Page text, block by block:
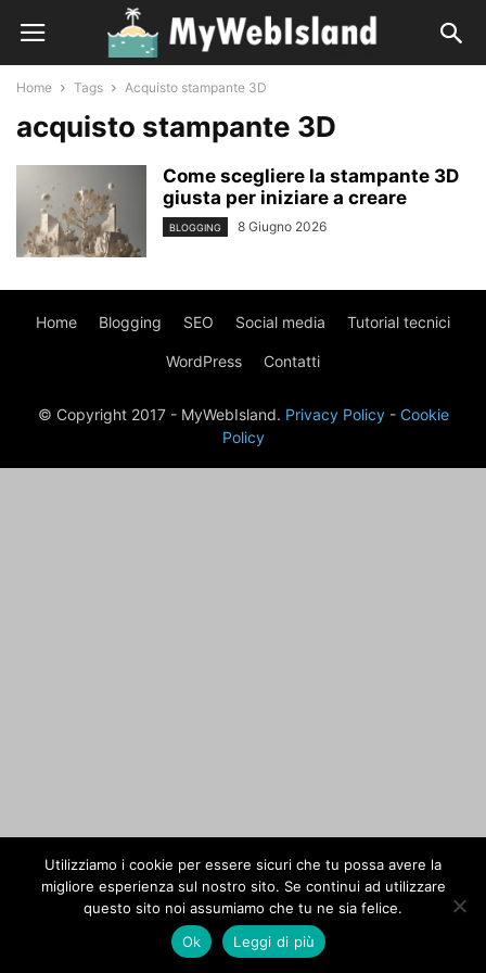
Home Tags Acquisto stampante 3D
acquisto stampante 3D
Come scegliere la stampante 3D
giusta per iniziare a creare
BLOGGING 8 Giugno 2026
Home Blogging SEO Social media Tutorial tecnici
WordPress Contatti
© Copyright 2017 - MyWebIsland. Privacy Policy- Cookie
Policy
Utilizziamo i cookie per essere sicuri che tu possa avere la
migliore esperienza sul nostro sito. Se continui ad utilizzare
questo sito noi assumiamo che tu ne sia felice.
Ok
Leggi di più